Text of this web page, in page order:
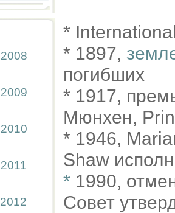
2008
2009
2010
2011
2012
*
* 1897,
погибших
* 1917,
Мюнхен,
* 1946,
Shaw
* 1990,
Совет